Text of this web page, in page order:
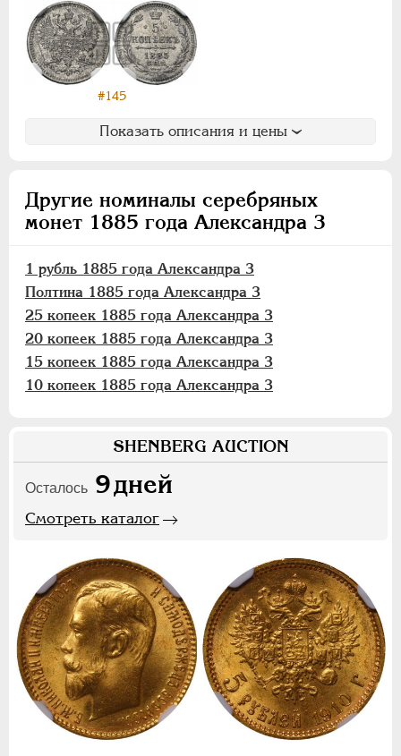
#145
Показать описания и цены
Другие номиналы серебряных
монет 1885 года Александра 3
1 рубль 1885 года Александра 3
Полтина 1885 года Александра 3
25 копеек 1885 года Александра 3
20 копеек 1885 года Александра 3
15 копеек 1885 года Александра 3
10 копеек 1885 года Александра 3
SHENBERG AUCTION
Осталось 9дней
Смотреть каталог
5 копеек
Медь
Памятные и донативные
Для Финляндии
ВРЕМЕННОЕ ПРАВ. 1917-1918
1768-1918